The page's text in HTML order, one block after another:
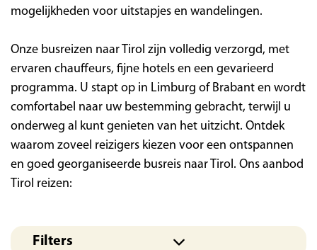
mogelijkheden voor uitstapjes en wandelingen.
Onze busreizen naar Tirol zijn volledig verzorgd, met
ervaren chauffeurs, fijne hotels en een gevarieerd
programma. U stapt op in Limburg of Brabant en wordt
comfortabel naar uw bestemming gebracht, terwijl u
onderweg al kunt genieten van het uitzicht. Ontdek
waarom zoveel reizigers kiezen voor een ontspannen
en goed georganiseerde busreis naar Tirol. Ons aanbod
Tirol reizen:
Filters